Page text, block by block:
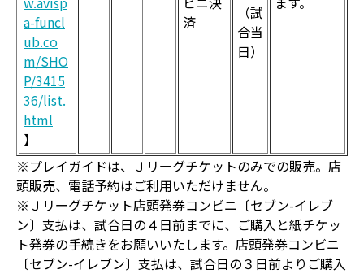
a-funcl
ub.co
m/SHO
P/3415
36/list.
html
】
済
（試
合当
日）
※プレイガイドは、Ｊリーグチケットのみでの販売。店
頭販売、電話予約はご利用いただけません。
※Ｊリーグチケット店頭発券コンビニ〔セブン-イレブ
ン〕支払は、試合日の４日前までに、ご購入と紙チケッ
ト発券の手続きをお願いいたします。店頭発券コンビニ
〔セブン-イレブン〕支払は、試合日の３日前よりご購入